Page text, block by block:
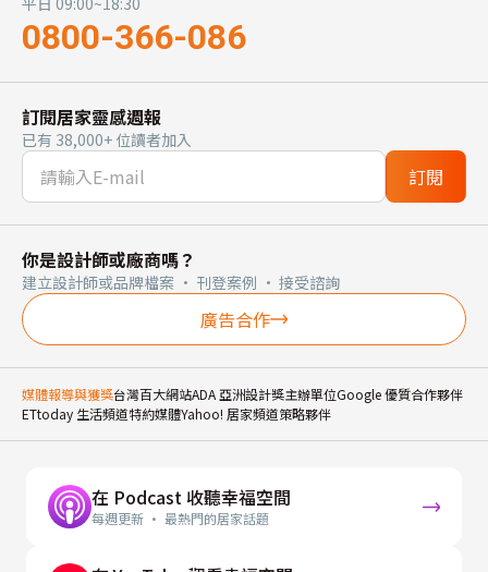
0800-366-086
訂閱居家靈感週報
已有 38,000+ 位讀者加入
訂閱
你是設計師或廠商嗎？
建立設計師或品牌檔案 · 刊登案例 · 接受諮詢
廣告合作
媒體報導與獲獎台灣百大網站ADA 亞洲設計獎主辦單位Google 優質合作夥伴
ETtoday 生活頻道特約媒體Yahoo! 居家頻道策略夥伴
在 Podcast 收聽幸福空間
每週更新 · 最熱門的居家話題